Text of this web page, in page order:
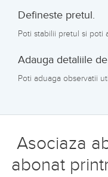
Defineste pretul.
Poti stabilii pretul si poti
Adauga detaliile
Poti aduaga observatii
Asociaza
abonat